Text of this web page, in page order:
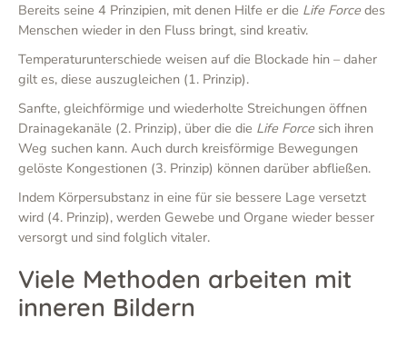
Bereits seine 4 Prinzipien, mit denen Hilfe er die Life Forcedes
Menschen wieder in den Fluss bringt, sind kreativ.
Temperaturunterschiede weisen auf die Blockade hin – daher
gilt es, diese auszugleichen (1. Prinzip).
Sanfte, gleichförmige und wiederholte Streichungen öffnen
Drainagekanäle (2. Prinzip), über die die Life Forcesich ihren
Weg suchen kann. Auch durch kreisförmige Bewegungen
gelöste Kongestionen (3. Prinzip) können darüber abfließen.
Indem Körpersubstanz in eine für sie bessere Lage versetzt
wird (4. Prinzip), werden Gewebe und Organe wieder besser
versorgt und sind folglich vitaler.
Viele Methoden arbeiten mit
inneren Bildern